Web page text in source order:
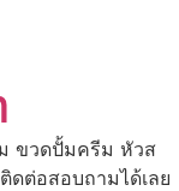
ขวดปั้มครีม หัวส
ดต่อสอบถามได้เลย